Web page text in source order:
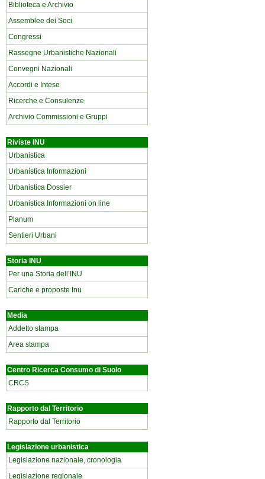
Biblioteca e Archivio
Assemblee dei Soci
Congressi
Rassegne Urbanistiche Nazionali
Convegni Nazionali
Accordi e Intese
Ricerche e Consulenze
Archivio Commissioni e Gruppi
Riviste INU
Urbanistica
Urbanistica Informazioni
Urbanistica Dossier
Urbanistica Informazioni on line
Planum
Sentieri Urbani
Storia INU
Per una Storia dell’INU
Cariche e proposte Inu
Media
Addetto stampa
Area stampa
Centro Ricerca Consumo di Suolo
CRCS
Rapporto dal Territorio
Rapporto dal Territorio
Legislazione urbanistica
Legislazione nazionale, cronologia
Legislazione regionale